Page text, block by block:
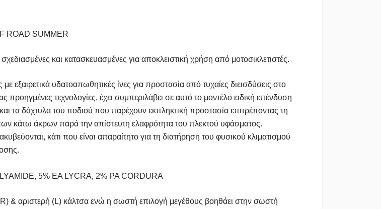
ROAD SUMMER
και κατασκευασμένες για αποκλειστική χρήση από μοτοσικλετιστές.
εξαιρετικά υδατοαπωθητικές ίνες για προστασία από τυχαίες διεισδύσεις στο
τεχνολογίες, έχει συμπεριλάβει σε αυτό το μοντέλο ειδική επένδυση
τα δάχτυλα του ποδιού που παρέχουν εκπληκτική προστασία επιτρέποντας τη
κάτω άκρων παρά την απίστευτη ελαφρότητα του πλεκτού υφάσματος.
κάτι που είναι απαραίτητο για τη διατήρηση του φυσικού κλιματισμού
5% EA LYCRA, 2% PA CORDURA
(R) & αριστερή (L) κάλτσα ενώ η σωστή επιλογή μεγέθους βοηθάει στην σωστή